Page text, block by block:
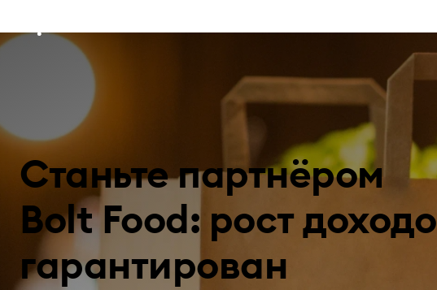
Станьте партнёром
Bolt Food: рост
гарантирован